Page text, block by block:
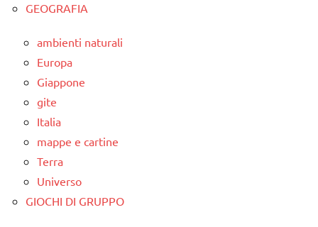
GEOGRAFIA
ambienti naturali
Europa
Giappone
gite
Italia
mappe e cartine
Terra
Universo
GIOCHI DI GRUPPO